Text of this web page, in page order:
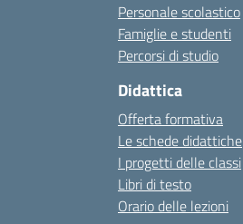
Personale scolastico
Famiglie e studenti
Percorsi di studio
Didattica
Offerta formativa
Le schede didattiche
I progetti delle classi
Libri di testo
Orario delle lezioni